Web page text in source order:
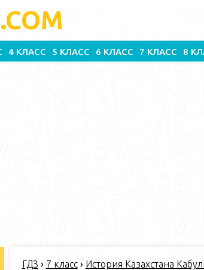
.COM
4 КЛАСС 5 КЛАСС 6 КЛАСС 7 КЛАСС 8
ГДЗ › 7 класс› История Казахстана